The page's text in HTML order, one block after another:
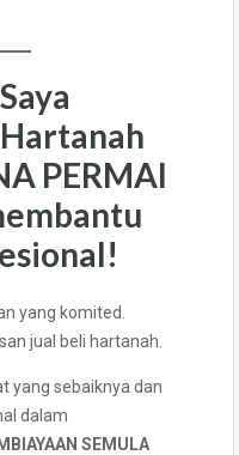
PERMAI
jual beli hartanah.
yang sebaiknya dan
dalam
SEMULA